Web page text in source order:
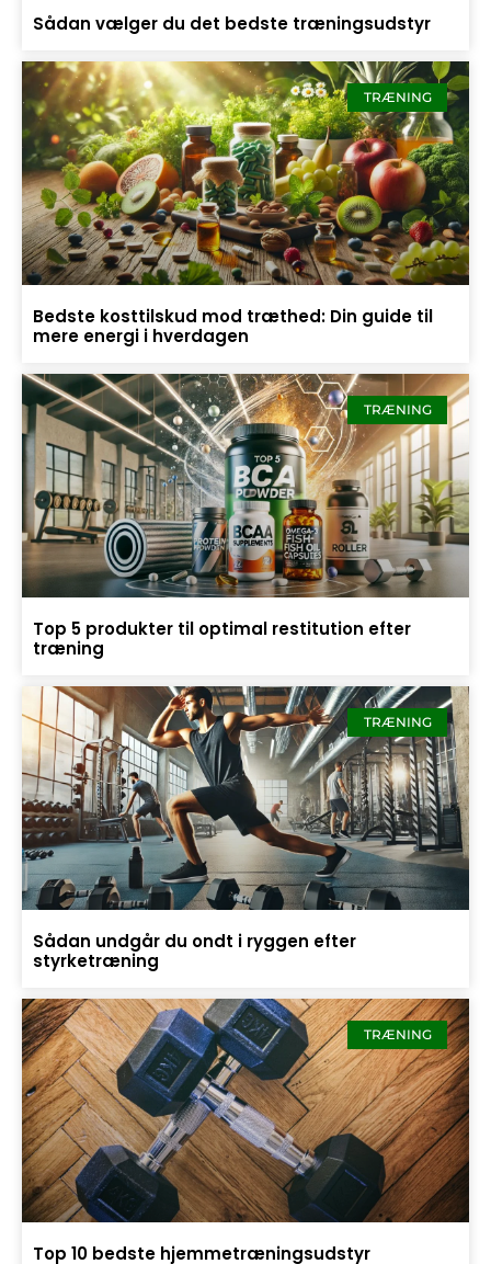
Sådan vælger du det bedste træningsudstyr
TRÆNING
Bedste kosttilskud mod træthed: Din guide til
mere energi i hverdagen
TRÆNING
Top 5 produkter til optimal restitution efter
træning
TRÆNING
Sådan undgår du ondt i ryggen efter
styrketræning
TRÆNING
Top 10 bedste hjemmetræningsudstyr